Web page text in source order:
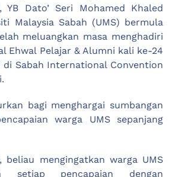
YB Dato’ Seri Mohamed Khaled
Malaysia Sabah (UMS) bermula
meluangkan masa menghadiri
Ehwal Pelajar & Alumni kali ke-24
di Sabah International Convention
bagi menghargai sumbangan
warga UMS sepanjang
beliau mengingatkan warga UMS
setiap pencapaian dengan